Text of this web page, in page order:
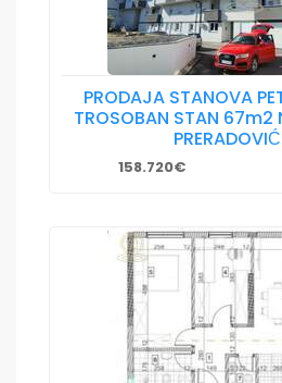
PRODAJA STANOVA
TROSOBAN STAN 67m2
158.720€